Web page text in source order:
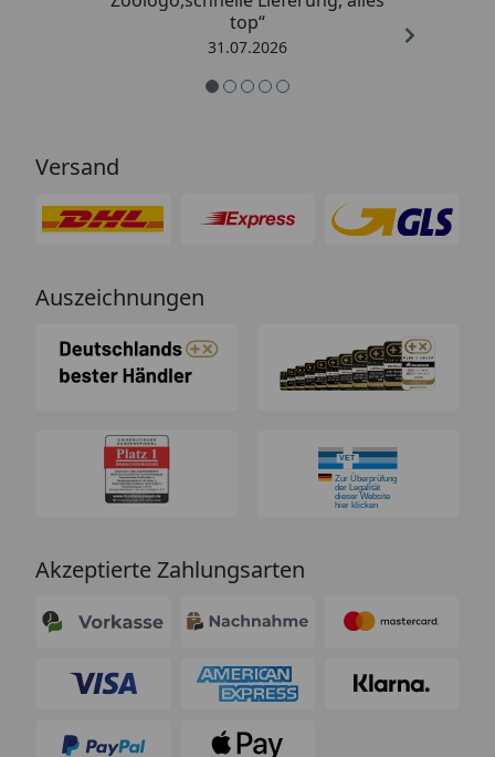
top“
31.07.2026
Versand
Auszeichnungen
Akzeptierte Zahlungsarten